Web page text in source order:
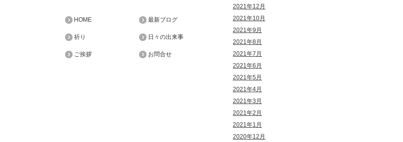
HOME 最新ブログ
祈り 日々の出来事
ご挨拶 お問合せ
2021年12月
2021年10月
2021年9月
2021年8月
2021年7月
2021年6月
2021年5月
2021年4月
2021年3月
2021年2月
2021年1月
2020年12月